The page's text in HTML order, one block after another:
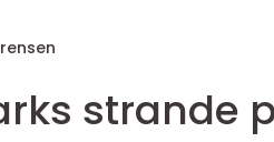
strande